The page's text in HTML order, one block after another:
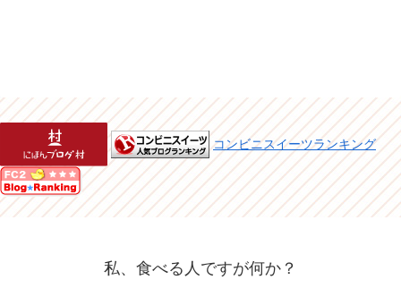
コンビニスイーツランキング
私、食べる人ですが何か？